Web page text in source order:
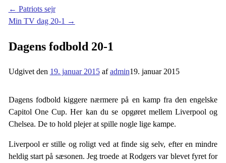
← Patriots sejr
Min TV dag 20-1 →
Dagens fodbold 20-1
Udgivet den 19. januar 2015 afadmin19. januar 2015
Dagens fodbold kiggere nærmere på en kamp fra den engelske
Capitol One Cup. Her kan du se opgøret mellem Liverpool og
Chelsea. De to hold plejer at spille nogle lige kampe.
Liverpool er stille og roligt ved at finde sig selv, efter en mindre
heldig start på sæsonen. Jeg troede at Rodgers var blevet fyret for